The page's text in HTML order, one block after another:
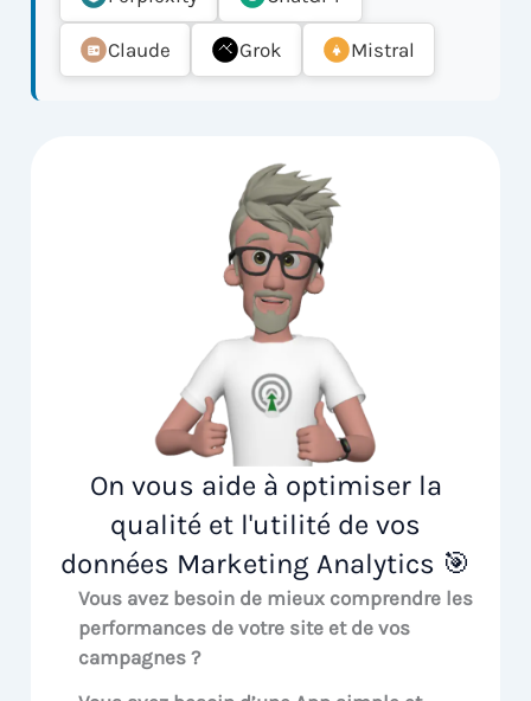
Claude Grok Mistral
On vous aide à optimiser la
qualité et l'utilité de vos
données Marketing Analytics 🎯
Vous avez besoin de mieux comprendre les
performances de votre site et de vos
campagnes ?